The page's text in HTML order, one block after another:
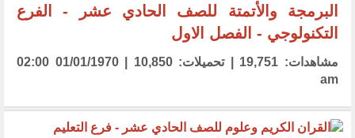
البرمجة والأتمتة للصف الحادي عشر - الفرع
التكنولوجي - الفصل الاول
مشاهدات: 19,751 | تحميلات: 10,850 | 01/01/1970 02:00
am